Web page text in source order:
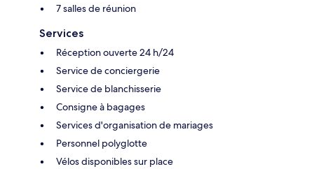
7 salles de réunion
Services
Réception ouverte 24 h/24
Service de conciergerie
Service de blanchisserie
Consigne à bagages
Services d'organisation de mariages
Personnel polyglotte
Vélos disponibles sur place